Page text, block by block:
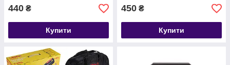
440 ₴
Купити
450 ₴
Купити